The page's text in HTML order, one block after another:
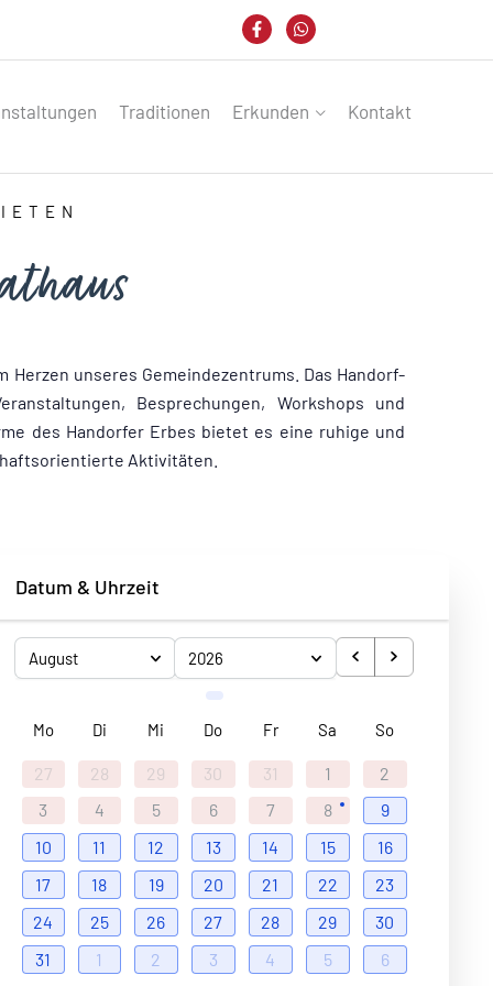
Traditionen Erkunden Kontakt
Herzen unseres Gemeindezentrums. Das Handorf-
Besprechungen, Workshops und
des Handorfer Erbes bietet es eine ruhige und
Aktivitäten.
Datum & Uhrzeit
August 2026
Mo Di Mi Do Fr Sa So
27 28 29 30 31 1
2
3
4 5 6 7 8
9
10
11 12 13 14 15
16
17
18 19 20 21 22
23
24
25 26 27 28 29
30
31
1 2 3 4 5 6